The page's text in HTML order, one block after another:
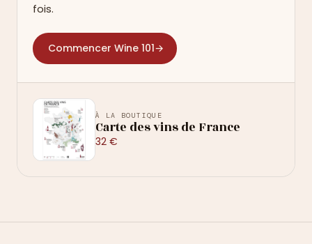
fois.
Commencer Wine 101→
À LA BOUTIQUE
Carte des vins de France
32 €